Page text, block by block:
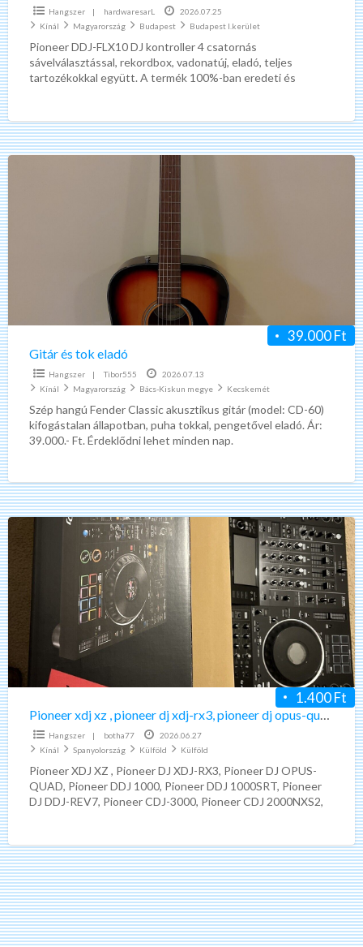
Hangszer | hardwaresarL
2026.07.25
Kínál
Magyarország Budapest Budapest I.kerület
Pioneer DDJ-FLX10 DJ kontroller 4 csatornás
sávelválasztással, rekordbox, vadonatúj, eladó, teljes
tartozékokkal együtt. A termék 100%-ban eredeti és
Gitár
és
tok
eladó
39.000 Ft
Gitár és tok eladó
Hangszer | Tibor555
2026.07.13
Kínál
Magyarország Bács-Kiskun megye Kecskemét
Szép hangú Fender Classic akusztikus gitár (model: CD-60)
kifogástalan állapotban, puha tokkal, pengetővel eladó. Ár:
39.000.- Ft. Érdeklődni lehet minden nap.
Pioneer
xdj
xz
,
pioneer
dj
xdj-
rx3,
pioneer
dj
opus-
quad
dj
system
1.400 Ft
Pioneer xdj xz , pioneer dj xdj-rx3, pioneer dj opus-quad dj system
Hangszer | botha77
2026.06.27
Kínál
Spanyolország Külföld Külföld
Pioneer XDJ XZ , Pioneer DJ XDJ-RX3, Pioneer DJ OPUS-
QUAD, Pioneer DDJ 1000, Pioneer DDJ 1000SRT, Pioneer
DJ DDJ-REV7, Pioneer CDJ-3000, Pioneer CDJ 2000NXS2,